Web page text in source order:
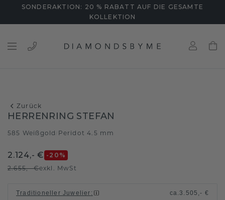
SONDERAKTION: 20 % RABATT AUF DIE GESAMTE
KOLLEKTION
Zurück
HERRENRING STEFAN
585 Weißgold Peridot 4.5 mm
2.124,- € -20 %
2.655,- €exkl. MwSt
Traditioneller Juwelier : ca.3.505,- €